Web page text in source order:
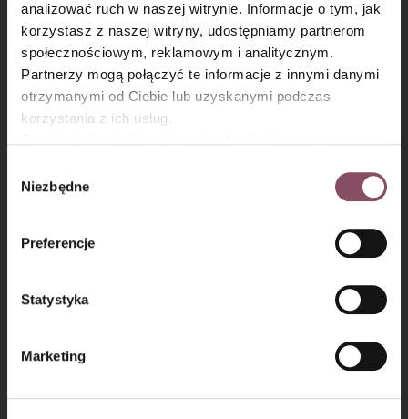
analizować ruch w naszej witrynie. Informacje o tym, jak
korzystasz z naszej witryny, udostępniamy partnerom
społecznościowym, reklamowym i analitycznym.
Partnerzy mogą połączyć te informacje z innymi danymi
otrzymanymi od Ciebie lub uzyskanymi podczas
korzystania z ich usług.
Gdańsk (80-339) adres: Dickmana 14/15 więcej
informacji o przetwarzaniu danych osobowych oraz
Polityce
prywatności.
zgody
Niezbędne
Preferencje
Statystyka
Marketing
żeby paski ciasta były bardzo cienkie.
Krok 4
Ciasto wylewaj z rękawa na dobrze rozgrzaną
patelnię, zataczając koła i tworząc cieniutkie
×